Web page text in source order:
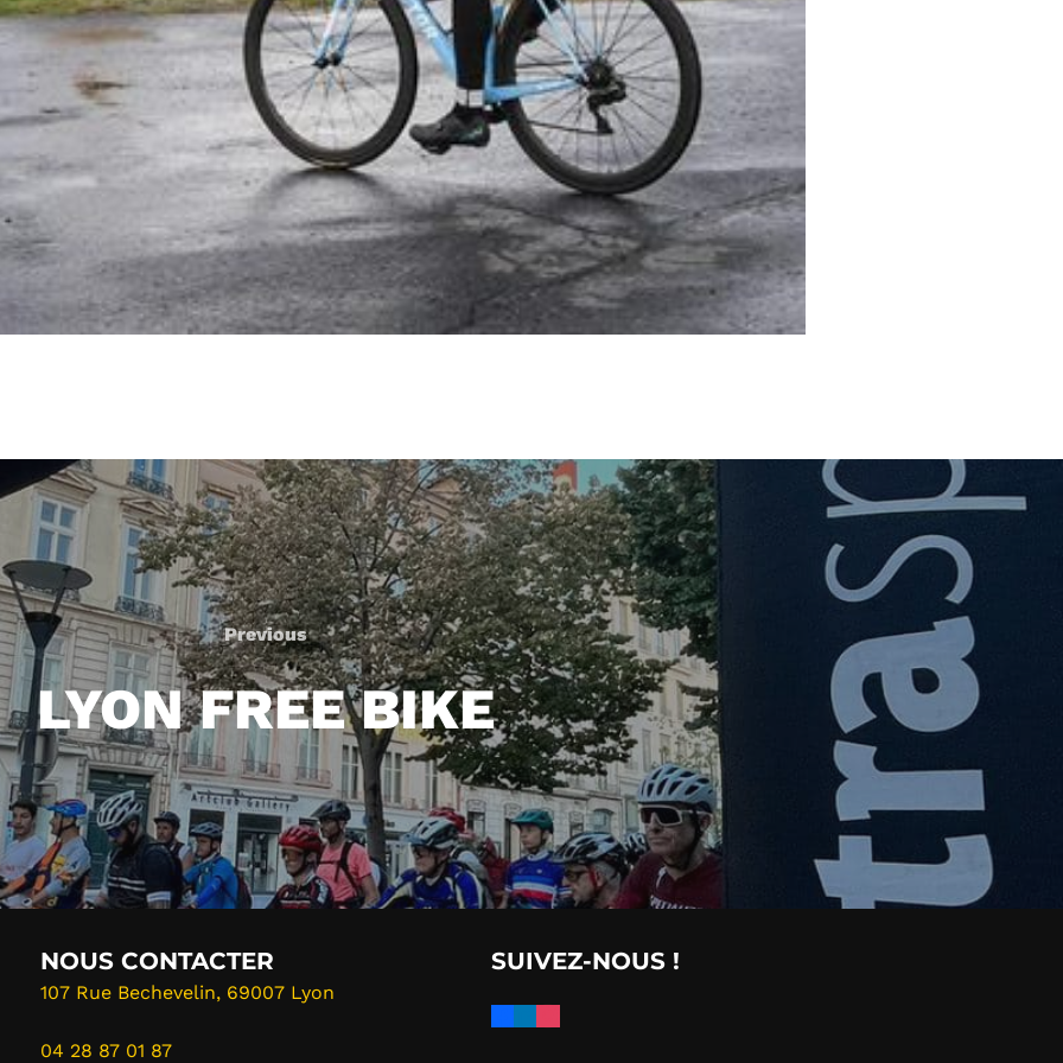
Previous
Previous
LYON FREE BIKE
NOUS CONTACTER
107 Rue Bechevelin, 69007 Lyon
04 28 87 01 87
SUIVEZ-NOUS !